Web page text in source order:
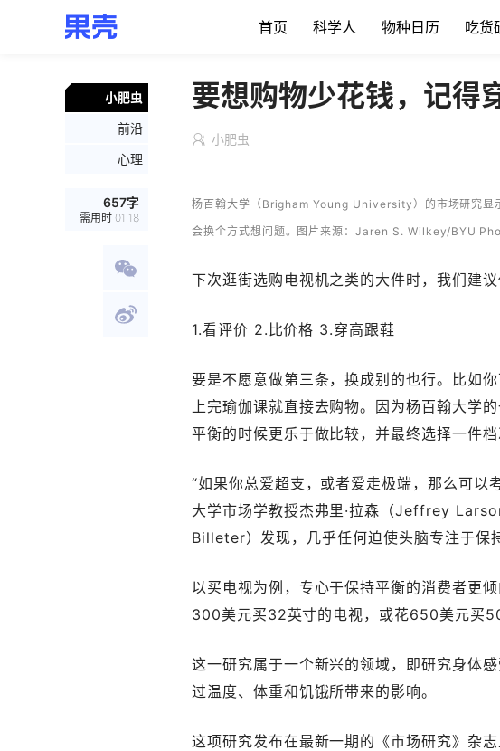
首页 科学人 物种日历 吃货
小肥虫
前沿
心理
657字
需用时 01:18
要想购物少花钱，记得
小肥虫
杨百翰大学（Brigham Young University）的市场研究
会换个方式想问题。图片来源：Jaren S. Wilkey/BYU
下次逛街选购电视机之类的大件时，我们建议
1.看评价 2.比价格 3.穿高跟鞋
要是不愿意做第三条，换成别的也行。比如
上完瑜伽课就直接去购物。因为杨百翰大学
平衡的时候更乐于做比较，并最终选择一件
“如果你总爱超支，或者爱走极端，那么可以
大学市场学教授杰弗里·拉森（Jeffrey
Billeter）发现，几乎任何迫使头脑专注于保
以买电视为例，专心于保持平衡的消费者更
300美元买32英寸的电视，或花650美元买
这一研究属于一个新兴的领域，即研究身体
过温度、体重和饥饿所带来的影响。
这项研究发布在最新一期的《市场研究》杂